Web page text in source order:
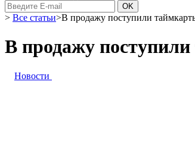
> Все статьи>В продажу поступили
В продажу
Новости